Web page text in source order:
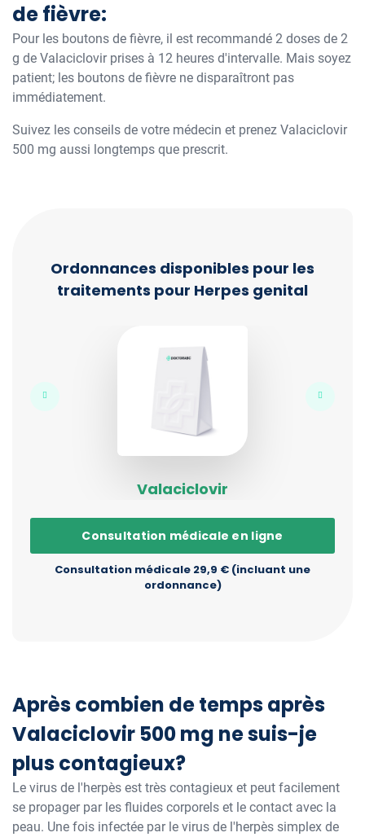
de fièvre:
Pour les boutons de fièvre, il est recommandé 2 doses de 2
g de Valaciclovir prises à 12 heures d'intervalle. Mais soyez
patient; les boutons de fièvre ne disparaîtront pas
immédiatement.
Suivez les conseils de votre médecin et prenez Valaciclovir
500 mg aussi longtemps que prescrit.
Ordonnances disponibles pour les
traitements pour Herpes genital
Valaciclovir
Consultation médicale en ligne
Consultation médicale 29,9 € (incluant une
ordonnance)
Après combien de temps après
Valaciclovir 500 mg ne suis-je
plus contagieux?
Le virus de l'herpès est très contagieux et peut facilement
se propager par les fluides corporels et le contact avec la
peau. Une fois infectée par le virus de l'herpès simplex de